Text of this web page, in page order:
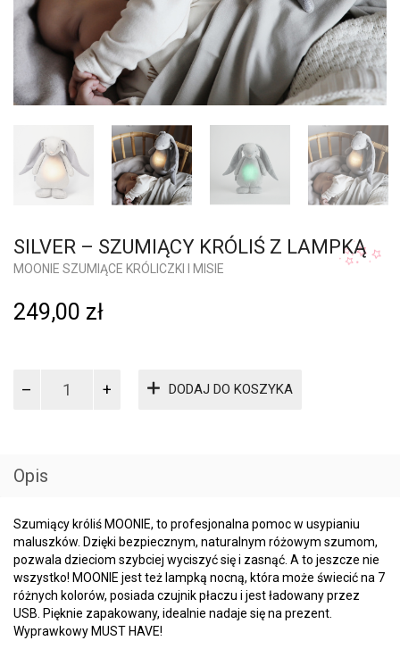
SILVER – SZUMIĄCY KRÓLIŚ Z LAMPKĄ
MOONIE SZUMIĄCE KRÓLICZKI I MISIE
249,00 zł
Silver
z
Lampką
DODAJ DO KOSZYKA
Opis
Szumiący króliś MOONIE, to profesjonalna pomoc w usypianiu
maluszków. Dzięki bezpiecznym, naturalnym różowym szumom,
pozwala dzieciom szybciej wyciszyć się i zasnąć. A to jeszcze nie
wszystko! MOONIE jest też lampką nocną, która może świecić na 7
różnych kolorów, posiada czujnik płaczu i jest ładowany przez
USB. Pięknie zapakowany, idealnie nadaje się na prezent.
Wyprawkowy MUST HAVE!